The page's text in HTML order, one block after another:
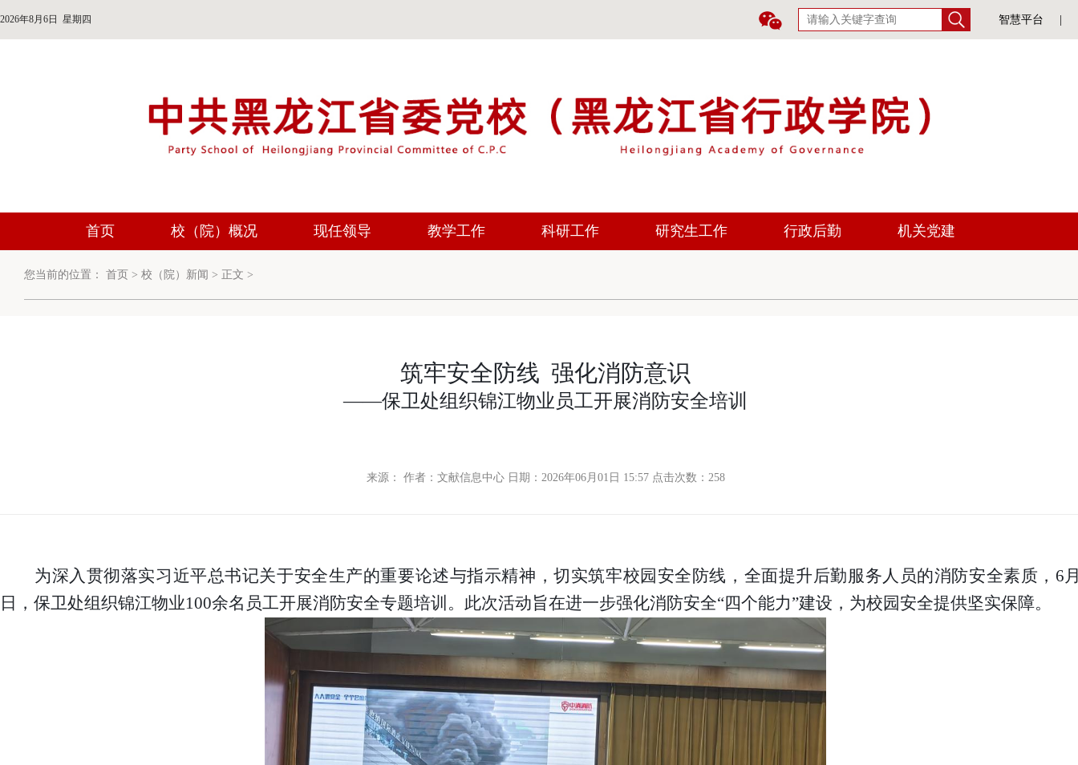
2026年8月6日 星期四 智慧平台
首页 校（院）概况 现任领导 教学工作 科研工作 研究生工作 行政后勤 机关党建
您当前的位置： 首页 > 校（院）新闻 > 正文 >
筑牢安全防线 强化消防意识
——保卫处组织锦江物业员工开展消防安全培训
来源： 作者：文献信息中心 日期：2026年06月01日 15:57 点击次数： 258
为深入贯彻落实习近平总书记关于安全生产的重要论述与指示精神，切实筑牢校园安全防线，全面提升后勤服务人员的消防安全素质， 6
日，保卫处组织锦江物业100余名员工开展消防安全专题培训。此次活动旨在进一步强化消防安全“四个能力”建设，为校园安全提供坚实保障。